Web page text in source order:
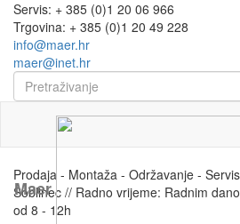
Servis: + 385 (0)1 20 06 966
Trgovina: + 385 (0)1 20 49 228
info@maer.hr
maer@inet.hr
Maer
Prodaja - Montaža - Održavanje -
Soblinec // Radno vrijeme: Radnim
od 8 - 12h